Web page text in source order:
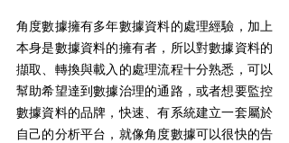
角度數據擁有多年數據資料的處理經驗，加上
本身是數據資料的擁有者，所以對數據資料的
擷取、轉換與載入的處理流程十分熟悉，可以
幫助希望達到數據治理的通路，或者想要監控
數據資料的品牌，快速、有系統建立一套屬於
自己的分析平台，就像角度數據可以很快的告